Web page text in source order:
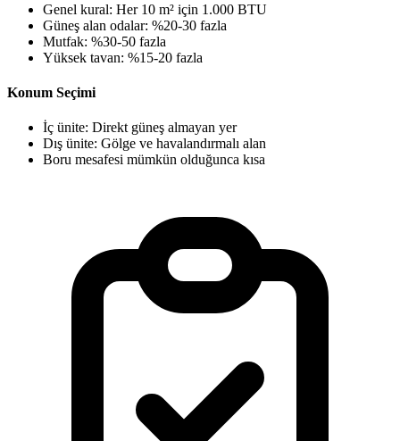
Genel kural: Her 10 m² için 1.000 BTU
Güneş alan odalar: %20-30 fazla
Mutfak: %30-50 fazla
Yüksek tavan: %15-20 fazla
Konum Seçimi
İç ünite: Direkt güneş almayan yer
Dış ünite: Gölge ve havalandırmalı alan
Boru mesafesi mümkün olduğunca kısa